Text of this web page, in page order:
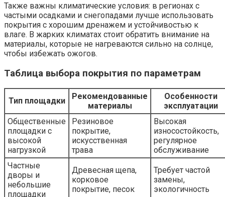
Также важны климатические условия: в регионах с
частыми осадками и снегопадами лучше использовать
покрытия с хорошим дренажем и устойчивостью к
влаге. В жарких климатах стоит обратить внимание на
материалы, которые не нагреваются сильно на солнце,
чтобы избежать ожогов.
Таблица выбора покрытия по параметрам
Тип площадки
Рекомендованные
материалы
Особенности
эксплуатации
Общественные
площадки с
высокой
нагрузкой
Резиновое
покрытие,
искусственная
трава
Высокая
износостойкость,
регулярное
обслуживание
Частные
дворы и
небольшие
площадки
Древесная щепа,
корковое
покрытие, песок
Требует частой
замены,
экологичность